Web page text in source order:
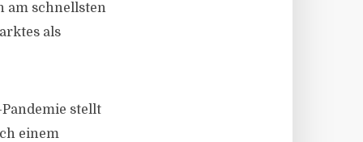
am schnellsten
als
stellt
einem